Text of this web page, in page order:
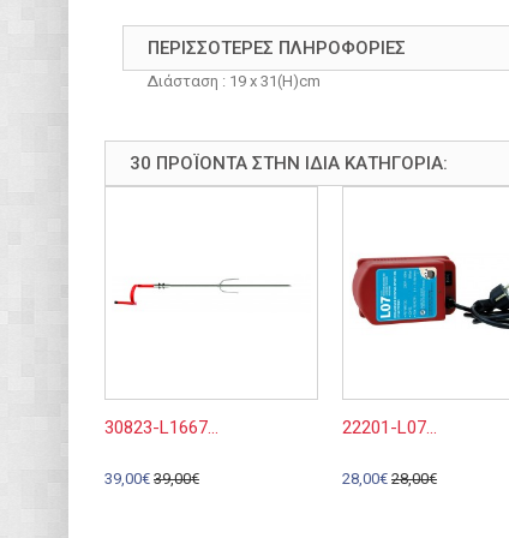
ΠΕΡΙΣΣΌΤΕΡΕΣ ΠΛΗΡΟΦΟΡΊΕΣ
Διάσταση : 19 x 31(H)cm
30 ΠΡΟΪΌΝΤΑ ΣΤΗΝ ΊΔΙΑ ΚΑΤΗΓΟΡΊΑ:
30823-L1667...
39,00€ 39,00€
22201-L07...
28,00€ 28,00€